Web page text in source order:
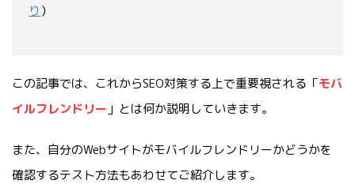
り）
この記事では、これからSEO対策する上で重要視される「モバ
イルフレンドリー 」とは何か説明していきます。
また、自分のWebサイトがモバイルフレンドリーかどうかを
確認するテスト方法もあわせてご紹介します。